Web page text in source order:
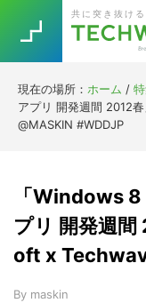
primary
navigation
main
content
primary
sidebar
footer
共に突き抜ける
現在の場所： ホーム /
アプリ 開発週間 2012春
@MASKIN #WDDJP
「Windows
プリ 開発週
oft x
By maskin
TOPICS
Trend
Keywords
今話題
5G